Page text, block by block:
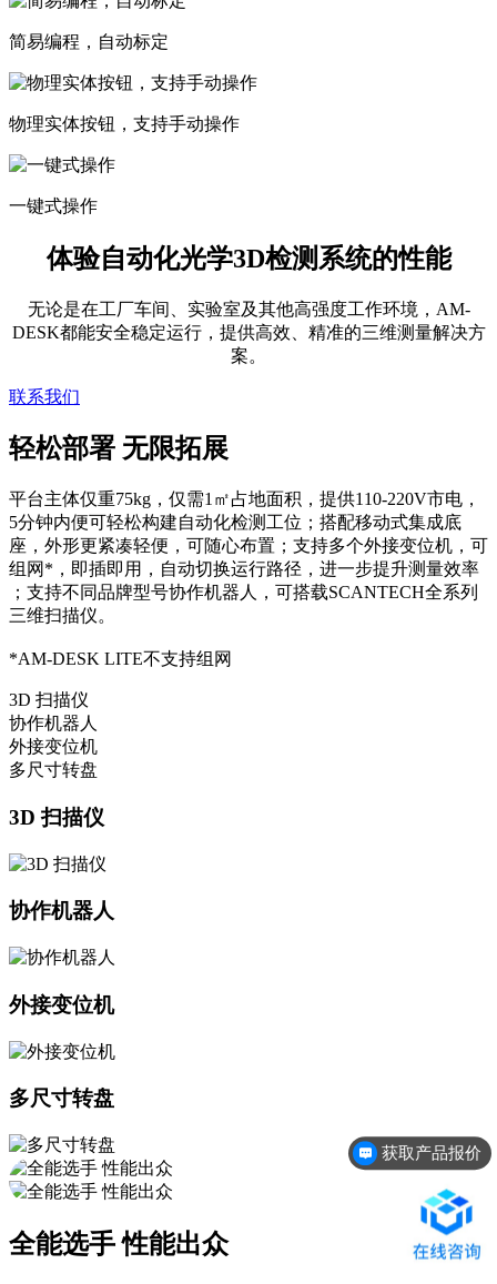
简易编程，自动标定
物理实体按钮，支持手动操作
一键式操作
体验自动化光学3D检测系统的性能
无论是在工厂车间、实验室及其他高强度工作环境，AM-
DESK都能安全稳定运行，提供高效、精准的三维测量解决方
案。
联系我们
轻松部署 无限拓展
平台主体仅重75kg，仅需1㎡占地面积，提供110-220V市电，
5分钟内便可轻松构建自动化检测工位；搭配移动式集成底
座，外形更紧凑轻便，可随心布置；支持多个外接变位机，可
组网*，即插即用，自动切换运行路径，进一步提升测量效率
；支持不同品牌型号协作机器人，可搭载SCANTECH全系列
三维扫描仪。
*AM-DESK LITE不支持组网
3D 扫描仪
协作机器人
外接变位机
多尺寸转盘
3D 扫描仪
协作机器人
外接变位机
多尺寸转盘
全能选手 性能出众
预约免费上门演示